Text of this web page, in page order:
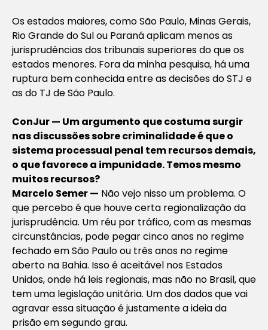
Os estados maiores, como São Paulo, Minas Gerais,
Rio Grande do Sul ou Paraná aplicam menos as
jurisprudências dos tribunais superiores do que os
estados menores. Fora da minha pesquisa, há uma
ruptura bem conhecida entre as decisões do STJ e
as do TJ de São Paulo.
ConJur — Um argumento que costuma surgir
nas discussões sobre criminalidade é que o
sistema processual penal tem recursos demais,
o que favorece a impunidade. Temos mesmo
muitos recursos?
Marcelo Semer — Não vejo nisso um problema. O
que percebo é que houve certa regionalização da
jurisprudência. Um réu por tráfico, com as mesmas
circunstâncias, pode pegar cinco anos no regime
fechado em São Paulo ou três anos no regime
aberto na Bahia. Isso é aceitável nos Estados
Unidos, onde há leis regionais, mas não no Brasil, que
tem uma legislação unitária. Um dos dados que vai
agravar essa situação é justamente a ideia da
prisão em segundo grau.